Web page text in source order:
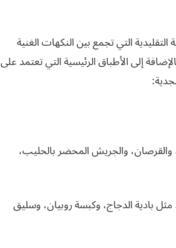
التي تجمع بين النكهات الغنية
إلى الأطباق الرئيسية التي تعتمد على
والقرصان، والجريش المحضر بالحليب،
بادية الدجاج، وكبسة روبيان، وسليق